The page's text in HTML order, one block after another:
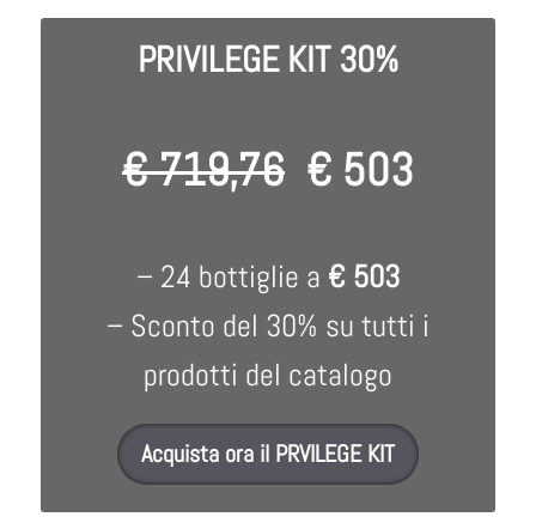
PRIVILEGE KIT 30%
€ 719,76€ 503
– 24 bottiglie a € 503
– Sconto del 30% su tutti i
prodotti del catalogo
Acquista ora il PRVILEGE KIT